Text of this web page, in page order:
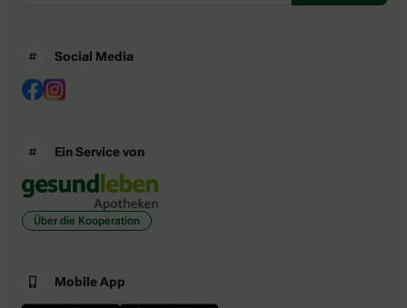
Social Media
Ein Service von
Über die Kooperation
Mobile App